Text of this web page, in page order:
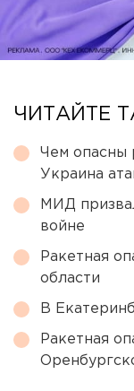
ЧИТАЙТЕ
Чем опасны
Украина
МИД
войне
Ракетная
области
В
Ракетная